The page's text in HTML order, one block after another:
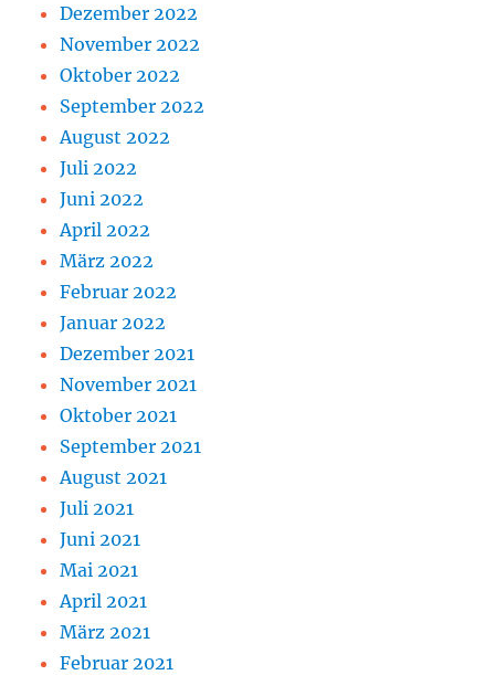
Dezember 2022
November 2022
Oktober 2022
September 2022
August 2022
Juli 2022
Juni 2022
April 2022
März 2022
Februar 2022
Januar 2022
Dezember 2021
November 2021
Oktober 2021
September 2021
August 2021
Juli 2021
Juni 2021
Mai 2021
April 2021
März 2021
Februar 2021